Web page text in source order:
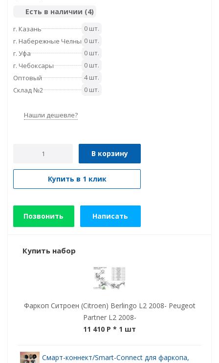
Есть в наличии (4)
г. Казань
0 шт.
г. Набережные Челны 0 шт.
г. Уфа
0 шт.
г. Чебоксары
0 шт.
Оптовый
4 шт.
Склад №2
0 шт.
Нашли дешевле?
В корзину
Купить в 1 клик
Позвонить Написать
Купить набор
Фаркоп Ситроен (Citroen) Berlingo L2 2008- Peugeot
Partner L2 2008-
11 410 P * 1 шт
Смарт-коннект/Smart-Connect для фаркопа,